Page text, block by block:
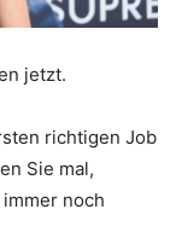
jetzt.
richtigen Job
Sie mal,
noch